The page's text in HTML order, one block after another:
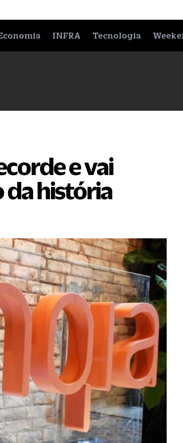
INFRA Tecnologia
e vai
história